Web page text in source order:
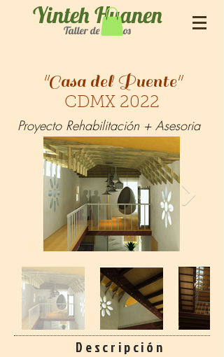
Yinteh Huanen
Taller de Sueños
"Casa del Puente"
CDMX 2022
Proyecto Rehabilitación + Asesoria
Descripción